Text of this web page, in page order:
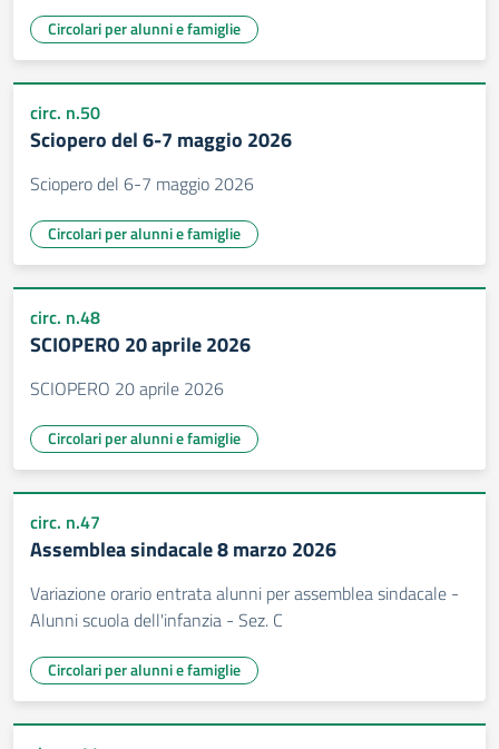
Circolari per alunni e famiglie
circ. n.50
Sciopero del 6-7 maggio 2026
Sciopero del 6-7 maggio 2026
Circolari per alunni e famiglie
circ. n.48
SCIOPERO 20 aprile 2026
SCIOPERO 20 aprile 2026
Circolari per alunni e famiglie
circ. n.47
Assemblea sindacale 8 marzo 2026
Variazione orario entrata alunni per assemblea sindacale -
Alunni scuola dell'infanzia - Sez. C
Circolari per alunni e famiglie